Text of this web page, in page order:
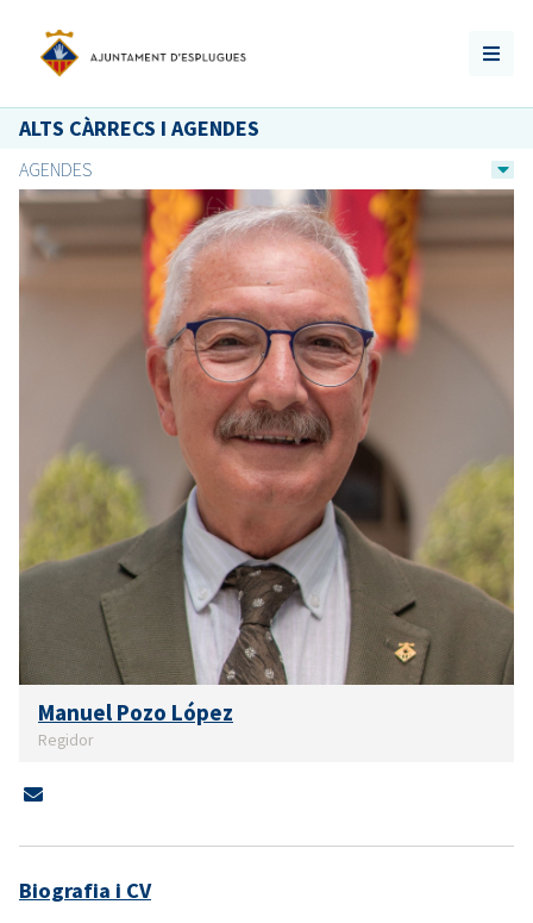
ALTS CÀRRECS I AGENDES
AGENDES
Manuel Pozo López
Regidor
Biografia i CV